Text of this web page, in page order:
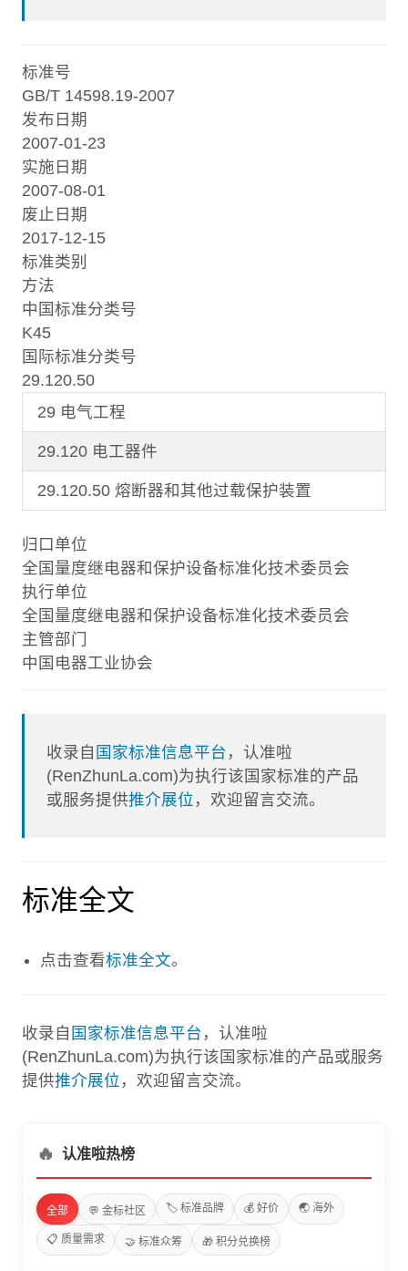
标准号
GB/T 14598.19-2007
发布日期
2007-01-23
实施日期
2007-08-01
废止日期
2017-12-15
标准类别
方法
中国标准分类号
K45
国际标准分类号
29.120.50
29 电气工程
29.120 电工器件
29.120.50 熔断器和其他过载保护装置
归口单位
全国量度继电器和保护设备标准化技术委员会
执行单位
全国量度继电器和保护设备标准化技术委员会
主管部门
中国电器工业协会
收录自 国家标准信息平台 ，认准啦
(RenZhunLa.com)为执行该国家标准的产品
或服务提供推介展位 ，欢迎留言交流。
标准全文
点击查看标准全文。
收录自 国家标准信息平台 ，认准啦
(RenZhunLa.com)为执行该国家标准的产品或服务
提供推介展位 ，欢迎留言交流。
🔥 认准啦热榜
全部 💬 金标社区 🏷️ 标准品牌 💰 好价 🌏 海外
📋 质量需求 🤝 标准众筹 🎁 积分兑换榜